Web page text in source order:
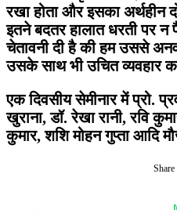
रखा होता और इसका अर्थहीन
इतने बदतर हालात धरती पर न
चेतावनी दी है की हम उससे
उसके साथ भी उचित व्यवहार
एक दिवसीय सेमीनार में प्रो.
खुराना, डॉ. रेखा रानी, रवि
कुमार, शशि मोहन गुप्ता आदि
Share